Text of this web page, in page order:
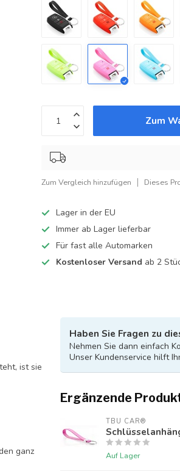
Zum
Zum Vergleich hinzufügen Dieses
Lager in der EU
Immer ab Lager lieferbar
Für fast alle Automarken
Kostenloser Versand ab 2
ist sie
ganz
Haben Sie Fragen zu
Nehmen Sie dann einfach
Unser Kundenservice hilft
Ergänzende
TBU CAR®
Auf Lager